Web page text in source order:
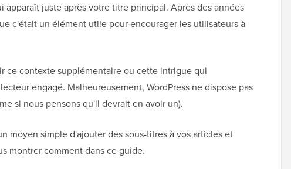
apparaît juste après votre titre principal. Après des années
c'était un élément utile pour encourager les utilisateurs à
ce contexte supplémentaire ou cette intrigue qui
engagé. Malheureusement, WordPress ne dispose pas
si nous pensons qu'il devrait en avoir un).
moyen simple d'ajouter des sous-titres à vos articles et
montrer comment dans ce guide.